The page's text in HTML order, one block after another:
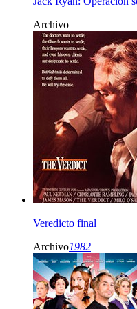
Archivo
Veredicto final
Archivo1982